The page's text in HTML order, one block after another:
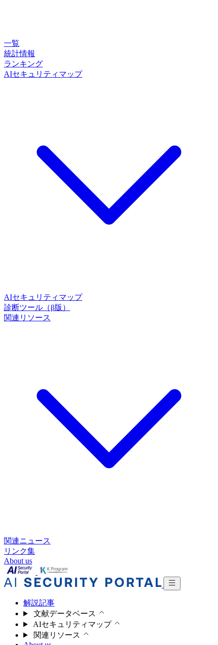
一覧
統計情報
ランキング
AIセキュリティマップ
AIセキュリティマップ
診断ツール（β版）
関連リソース
関連ニュース
リンク集
About us
解説記事
文献データベース
AIセキュリティマップ
関連リソース